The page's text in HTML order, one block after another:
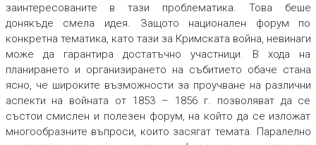
заинтересованите в тази проблематика. Това беше
донякъде смела идея. Защото национален форум по
конкретна тематика, като тази за Кримската война, невинаги
може да гарантира достатъчно участници. В хода на
планирането и организирането на събитието обаче стана
ясно, че широките възможности за проучване на различни
аспекти на войната от 1853 – 1856 г. позволяват да се
състои смислен и полезен форум, на който да се изложат
многообразните въпроси, които засягат темата. Паралелно